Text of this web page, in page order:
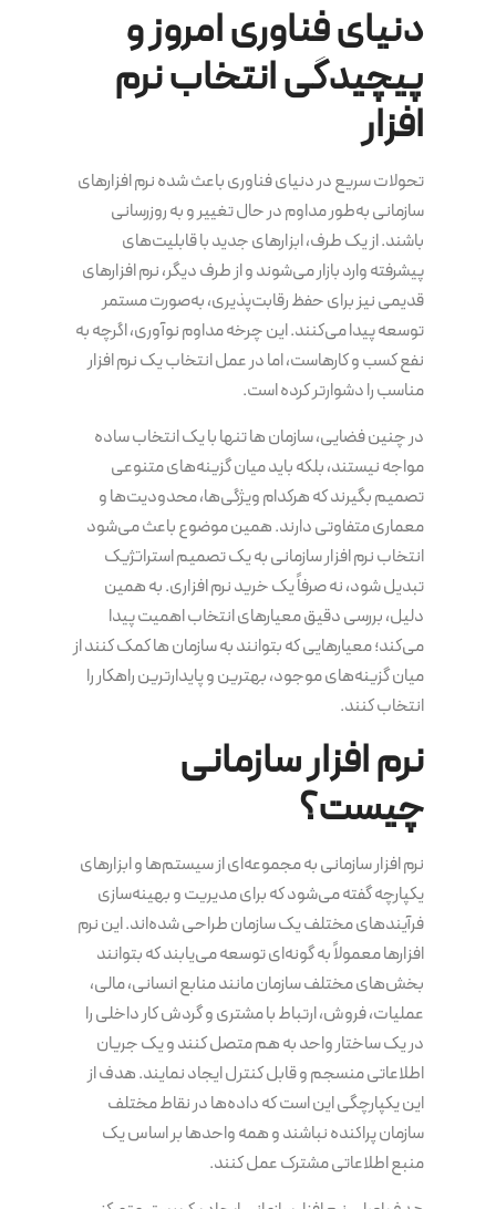
دنیای فناوری امروز و
پیچیدگی انتخاب نرم
افزار
تحولات سریع در دنیای فناوری باعث شده نرم افزارهای
سازمانی به‌طور مداوم در حال تغییر و به روزرسانی
باشند. از یک طرف، ابزارهای جدید با قابلیت‌های
پیشرفته وارد بازار می‌شوند و از طرف دیگر، نرم افزارهای
قدیمی نیز برای حفظ رقابت‌پذیری، به‌صورت مستمر
توسعه پیدا می‌کنند. این چرخه مداوم نوآوری، اگرچه به
نفع کسب و کارهاست، اما در عمل انتخاب یک نرم افزار
مناسب را دشوارتر کرده است.
در چنین فضایی، سازمان ها تنها با یک انتخاب ساده
مواجه نیستند، بلکه باید میان گزینه‌های متنوعی
تصمیم بگیرند که هرکدام ویژگی‌ها، محدودیت‌ها و
معماری متفاوتی دارند. همین موضوع باعث می‌شود
انتخاب نرم افزار سازمانی به یک تصمیم استراتژیک
تبدیل شود، نه صرفاً یک خرید نرم افزاری. به همین
دلیل، بررسی دقیق معیارهای انتخاب اهمیت پیدا
می‌کند؛ معیارهایی که بتوانند به سازمان ها کمک کنند از
میان گزینه‌های موجود، بهترین و پایدارترین راهکار را
انتخاب کنند.
نرم افزار سازمانی
چیست؟
نرم افزار سازمانی به مجموعه‌ای از سیستم‌ها و ابزارهای
یکپارچه گفته می‌شود که برای مدیریت و بهینه‌سازی
فرآیندهای مختلف یک سازمان طراحی شده‌اند. این نرم
افزارها معمولاً به گونه‌ای توسعه می‌یابند که بتوانند
بخش‌های مختلف سازمان مانند منابع انسانی، مالی،
عملیات، فروش، ارتباط با مشتری و گردش کار داخلی را
در یک ساختار واحد به هم متصل کنند و یک جریان
اطلاعاتی منسجم و قابل کنترل ایجاد نمایند. هدف از
این یکپارچگی این است که داده‌ها در نقاط مختلف
سازمان پراکنده نباشند و همه واحدها بر اساس یک
منبع اطلاعاتی مشترک عمل کنند.